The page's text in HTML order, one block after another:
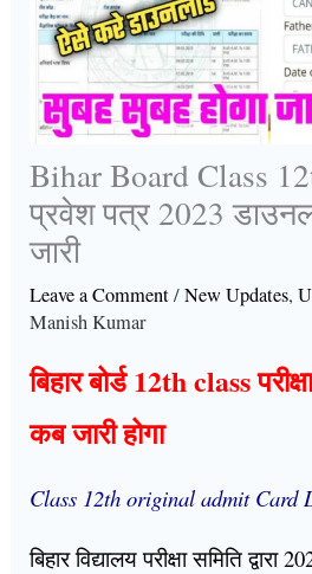
Bihar Board Class
प्रवेश पत्र 2023
जारी
Leave a Comment/New Updates,
Manish Kumar
बिहार बोर्ड 12th class
कब जारी होगा
Class 12th original admit Card
बिहार विद्यालय परीक्षा समिति द्वारा